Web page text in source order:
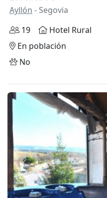
Ayllón - Segovia
19
Hotel Rural
En población
No
Anterior